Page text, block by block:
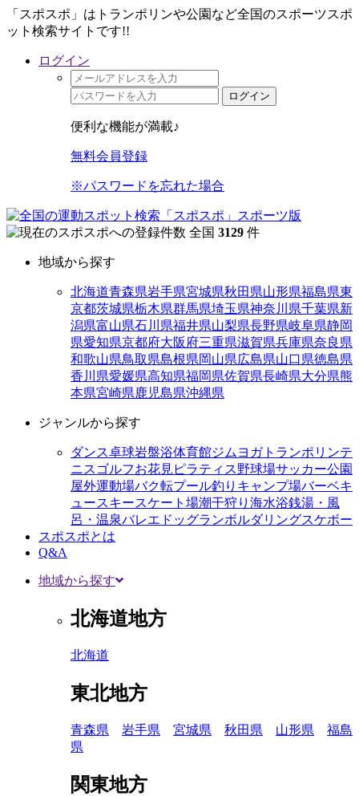
「スポスポ」はトランポリンや公園など全国のスポーツスポ
ット検索サイトです!!
ログイン
ログイン
便利な機能が満載♪
無料会員登録
※パスワードを忘れた場合
全国 3129 件
地域から探す
北海道青森県岩手県宮城県秋田県山形県福島県東
京都茨城県栃木県群馬県埼玉県神奈川県千葉県新
潟県富山県石川県福井県山梨県長野県岐阜県静岡
県愛知県京都府大阪府三重県滋賀県兵庫県奈良県
和歌山県鳥取県島根県岡山県広島県山口県徳島県
香川県愛媛県高知県福岡県佐賀県長崎県大分県熊
本県宮崎県鹿児島県沖縄県
ジャンルから探す
ダンス卓球岩盤浴体育館ジム ヨガトランポリンテ
ニス ゴルフお花見 ピラティス野球場サッカー公園
屋外運動場バク転プール釣り キャンプ場バーベキ
ュースキースケート場潮干狩り 海水浴銭湯・風
呂・温泉バレエ ドッグランボルダリングスケボー
スポスポとは
Q&A
地域から探す
北海道地方
北海道
東北地方
青森県 岩手県 宮城県 秋田県 山形県
福島
県
関東地方